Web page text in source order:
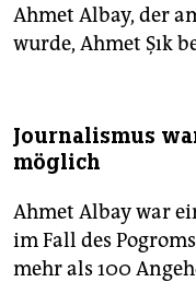
Ahmet Albay, der
wurde, Ahmet Şık
Journalismus
möglich
Ahmet Albay war
im Fall des
mehr als 100